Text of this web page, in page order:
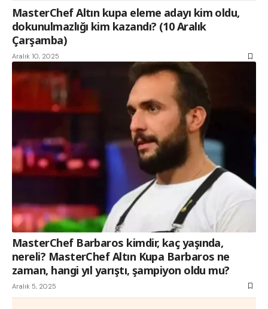
MasterChef Altın kupa eleme adayı kim oldu,
dokunulmazlığı kim kazandı? (10 Aralık
Çarşamba)
Aralık 10, 2025
MasterChef Barbaros kimdir, kaç yaşında,
nereli? MasterChef Altın Kupa Barbaros ne
zaman, hangi yıl yarıştı, şampiyon oldu mu?
Aralık 5, 2025